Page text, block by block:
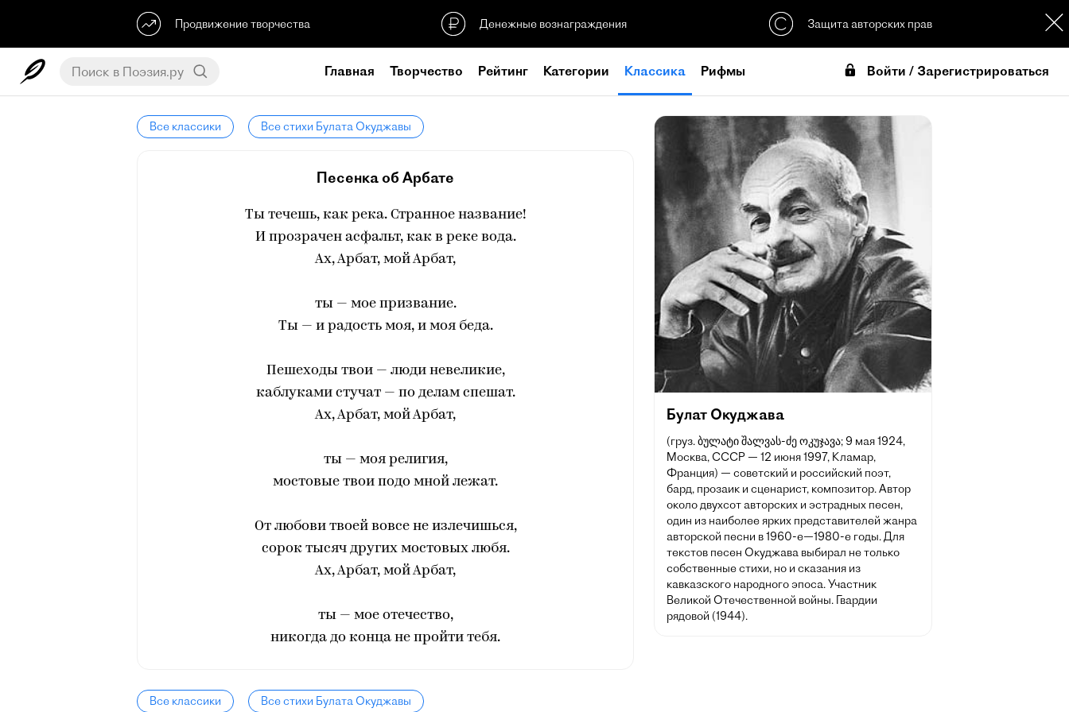
Продвижение творчества Денежные вознаграждения Защита авторских прав
Главная Творчество Рейтинг Категории Классика Рифмы Войти / Зарегистрироваться
Все классики Все стихи Булата Окуджавы
Песенка об Арбате
Ты течешь, как река. Странное название!
И прозрачен асфальт, как в реке вода.
Ах, Арбат, мой Арбат,
ты — мое призвание.
Ты — и радость моя, и моя беда.
Пешеходы твои — люди невеликие,
каблуками стучат — по делам спешат.
Ах, Арбат, мой Арбат,
ты — моя религия,
мостовые твои подо мной лежат.
От любови твоей вовсе не излечишься,
сорок тысяч других мостовых любя.
Ах, Арбат, мой Арбат,
ты — мое отечество,
никогда до конца не пройти тебя.
Все классики Все стихи Булата Окуджавы
Булат Окуджава
(груз. ბულატი შალვას-ძე ოკუჯავა; 9 мая 1924,
Москва, СССР — 12 июня 1997, Кламар,
Франция) — советский и российский поэт,
бард, прозаик и сценарист, композитор. Автор
около двухсот авторских и эстрадных песен,
один из наиболее ярких представителей жанра
авторской песни в 1960-е—1980-е годы. Для
текстов песен Окуджава выбирал не только
собственные стихи, но и сказания из
кавказского народного эпоса. Участник
Великой Отечественной войны. Гвардии
рядовой (1944).